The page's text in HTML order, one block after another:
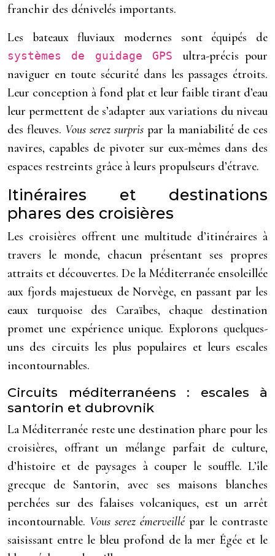
franchir des dénivelés importants.
Les bateaux fluviaux modernes sont équipés de
systèmes de guidage GPS ultra-précis pour
naviguer en toute sécurité dans les passages étroits.
Leur conception à fond plat et leur faible tirant d’eau
leur permettent de s’adapter aux variations du niveau
des fleuves. Vous serez surpris par la maniabilité de ces
navires, capables de pivoter sur eux-mêmes dans des
espaces restreints grâce à leurs propulseurs d’étrave.
Itinéraires et destinations
phares des croisières
Les croisières offrent une multitude d’itinéraires à
travers le monde, chacun présentant ses propres
attraits et découvertes. De la Méditerranée ensoleillée
aux fjords majestueux de Norvège, en passant par les
eaux turquoise des Caraïbes, chaque destination
promet une expérience unique. Explorons quelques-
uns des circuits les plus populaires et leurs escales
incontournables.
Circuits méditerranéens : escales à
santorin et dubrovnik
La Méditerranée reste une destination phare pour les
croisières, offrant un mélange parfait de culture,
d’histoire et de paysages à couper le souffle. L’île
grecque de Santorin, avec ses maisons blanches
perchées sur des falaises volcaniques, est un arrêt
incontournable. Vous serez émerveillé par le contraste
saisissant entre le bleu profond de la mer Égée et le